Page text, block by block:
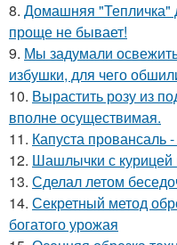
8. Домашняя "Тепличка"
проще не бывает!
9. Мы задумали
избушки, для чего
10. Вырастить розу из
вполне осуществимая.
11. Капуста провансаль
12. Шашлычки с курицей
13. Сделал летом
14. Секретный метод
богатого урожая